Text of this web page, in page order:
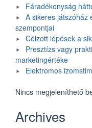
Fáradékonyság
A sikeres játszóház
szempontjai
Célzott lépések a
Presztízs vagy
marketingértéke
Elektromos
Nincs megjeleníthető
Archives